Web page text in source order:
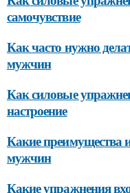
самочувствие
Как часто нужно
мужчин
Как силовые
настроение
Какие преимущества
мужчин
Какие упражнения